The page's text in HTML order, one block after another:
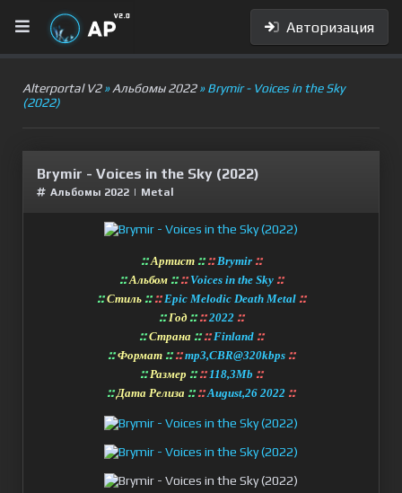
Авторизация
Alterportal V2»Альбомы 2022» Brymir - Voices in the Sky
(2022)
Brymir - Voices in the Sky (2022)
Альбомы 2022 | Metal
::Артист :: :: Brymir ::
::Альбом :: :: Voices in the Sky ::
::Стиль :: :: Epic Melodic Death Metal ::
::Год :: :: 2022 ::
::Страна :: :: Finland ::
::Формат :: :: mp3,CBR@320kbps ::
::Размер :: :: 118,3Mb ::
::Дата Релиза :: :: August,26 2022 ::